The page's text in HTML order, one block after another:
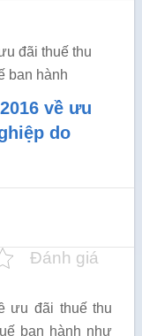
đãi thuế thu
ban hành
về ưu
do
Đánh giá
ưu đãi thuế thu
ban hành như